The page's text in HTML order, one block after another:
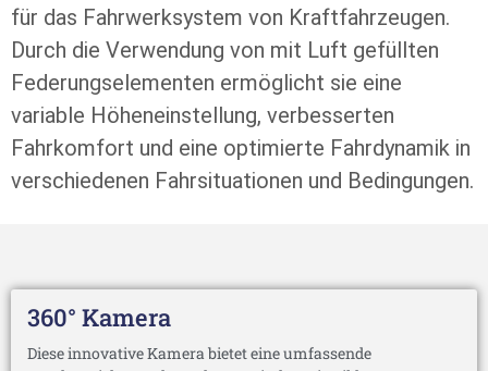
für das Fahrwerksystem von Kraftfahrzeugen.
Durch die Verwendung von mit Luft gefüllten
Federungselementen ermöglicht sie eine
variable Höheneinstellung, verbesserten
Fahrkomfort und eine optimierte Fahrdynamik in
verschiedenen Fahrsituationen und Bedingungen.
360° Kamera
Diese innovative Kamera bietet eine umfassende